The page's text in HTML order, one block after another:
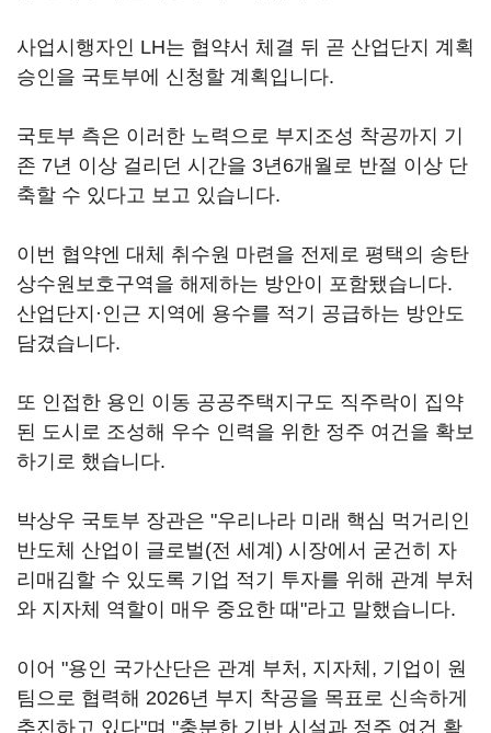
사업시행자인 LH는 협약서 체결 뒤 곧 산업단지 계획
승인을 국토부에 신청할 계획입니다.
국토부 측은 이러한 노력으로 부지조성 착공까지 기
존 7년 이상 걸리던 시간을 3년6개월로 반절 이상 단
축할 수 있다고 보고 있습니다.
이번 협약엔 대체 취수원 마련을 전제로 평택의 송탄
상수원보호구역을 해제하는 방안이 포함됐습니다.
산업단지·인근 지역에 용수를 적기 공급하는 방안도
담겼습니다.
또 인접한 용인 이동 공공주택지구도 직주락이 집약
된 도시로 조성해 우수 인력을 위한 정주 여건을 확보
하기로 했습니다.
박상우 국토부 장관은 "우리나라 미래 핵심 먹거리인
반도체 산업이 글로벌(전 세계) 시장에서 굳건히 자
리매김할 수 있도록 기업 적기 투자를 위해 관계 부처
와 지자체 역할이 매우 중요한 때"라고 말했습니다.
이어 "용인 국가산단은 관계 부처, 지자체, 기업이 원
팀으로 협력해 2026년 부지 착공을 목표로 신속하게
추진하고 있다"며 "충분한 기반 시설과 정주 여건 확